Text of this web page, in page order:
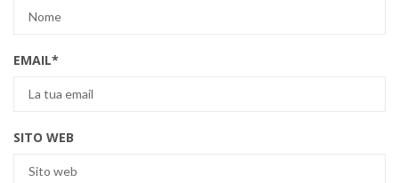
EMAIL*
SITO WEB